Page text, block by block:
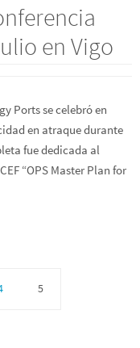
en Vigo
Ports se celebró en
en atraque durante
fue dedicada al
“OPS Master Plan for
5